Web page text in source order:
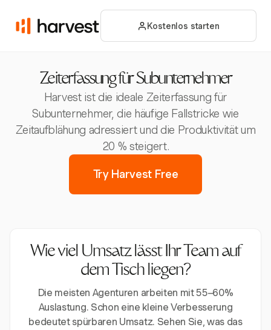
Kostenlos starten
Zeiterfassung für Subunternehmer
Harvest ist die ideale Zeiterfassung für
Subunternehmer, die häufige Fallstricke wie
Zeitaufblähung adressiert und die Produktivität um
20 % steigert.
Try Harvest Free
Wie viel Umsatz lässt Ihr Team auf
dem Tisch liegen?
Die meisten Agenturen arbeiten mit 55–60%
Auslastung. Schon eine kleine Verbesserung
bedeutet spürbaren Umsatz. Sehen Sie, was das